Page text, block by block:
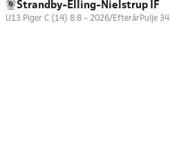
Strandby-Elling-Nielstrup IF
U13 Piger C (14) 8:8 - 2026/EfterårPulje 34